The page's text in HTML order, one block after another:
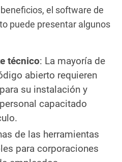
el software de
puede presentar algunos
técnico: La mayoría de
abierto requieren
su instalación y
capacitado
de las herramientas
para corporaciones